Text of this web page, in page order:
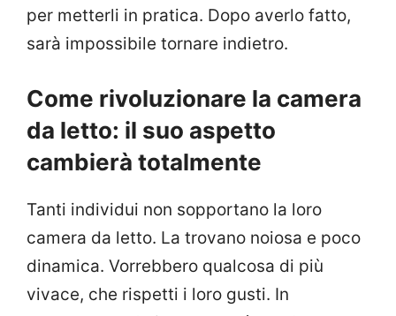
per metterli in pratica. Dopo averlo fatto,
sarà impossibile tornare indietro.
Come rivoluzionare la camera
da letto: il suo aspetto
cambierà totalmente
Tanti individui non sopportano la loro
camera da letto. La trovano noiosa e poco
dinamica. Vorrebbero qualcosa di più
vivace, che rispetti i loro gusti. In